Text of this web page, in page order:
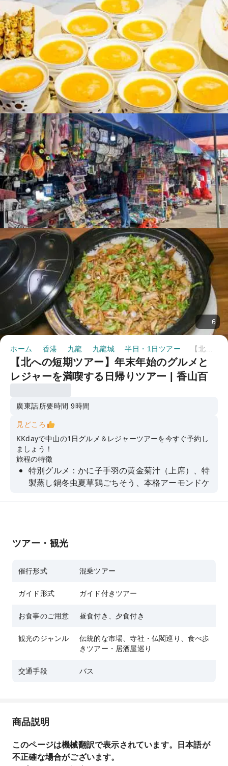
6
ホーム 香港 九龍 九龍城 半日・1日ツアー
【北への短期ツアー】年末年始のグルメと
レジャーを満喫する日帰りツアー | 香山百
プ」を味わう | 「特製蒸し鍋 冬虫夏草鶏の
饗宴」、「創業30年の老舗ブランド「豚バ
ラ鶏＋手ちぎりご飯」」 乗客1人につき多目
的ショッピングカートをプレゼント
廣東話所要時間 9時間
見どころ
KKdayで中山の1日グルメ＆レジャーツアーを今すぐ予約し
ましょう！
旅程の特徴
特別グルメ：かに子手羽の黄金菊汁（上席）、特
製蒸し鍋冬虫夏草鶏ごちそう、本格アーモンドケ
点の商品が集まり、地元の歴史、文化、伝統的な
市場スタイルも体験できます。
カートを無料でプレゼントします!
ツアー・観光
催行形式 混乗ツアー
ガイド形式 ガイド付きツアー
お食事のご用意 昼食付き、夕食付き
観光のジャンル
伝統的な市場、寺社・仏閣巡り、食べ歩
きツアー・居酒屋巡り
交通手段 バス
商品説明
このページは機械翻訳で表示されています。日本語が
不正確な場合がございます。